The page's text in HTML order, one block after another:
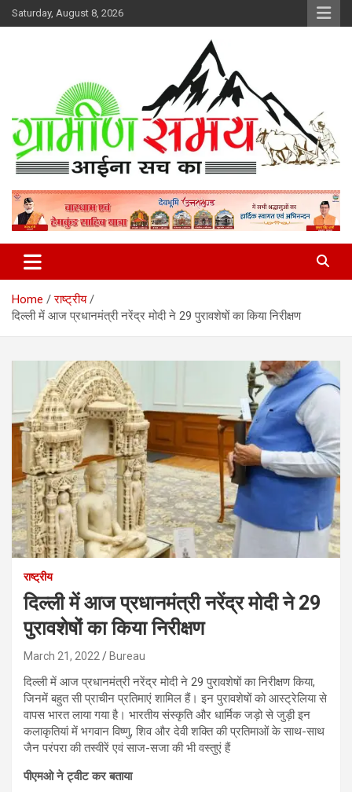
Skip
to
Saturday, August 8, 2026
Gramin Samay
Home
राष्ट्रीय
दिल्ली में आज प्रधानमंत्री नरेंद्र मोदी ने 29 पुरावशेषों का किया निरीक्षण
राष्ट्रीय
दिल्ली में आज प्रधानमंत्री नरेंद्र मोदी ने 29
पुरावशेषों का किया निरीक्षण
March 21, 2022 Bureau
दिल्ली में आज प्रधानमंत्री नरेंद्र मोदी ने 29 पुरावशेषों का निरीक्षण किया,
जिनमें बहुत सी प्राचीन प्रतिमाएं शामिल हैं। इन पुरावशेषों को आस्ट्रेलिया से
वापस भारत लाया गया है। भारतीय संस्कृति और धार्मिक जड़ो से जुड़ी इन
कलाकृतियां में भगवान विष्णु, शिव और देवी शक्ति की प्रतिमाओं के साथ-साथ
जैन परंपरा की तस्वीरें एवं साज-सजा की भी वस्तुएं हैं
पीएमओ ने ट्वीट कर बताया